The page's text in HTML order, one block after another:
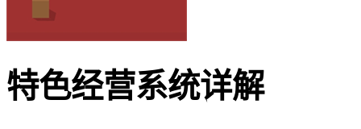
特色经营系统详解